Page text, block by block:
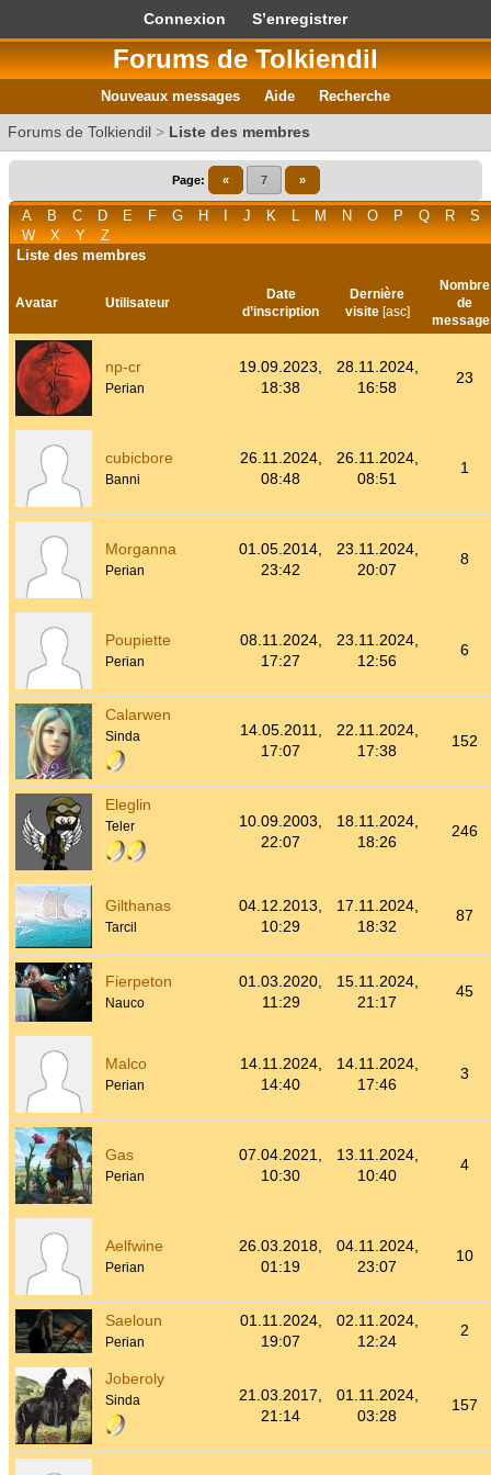
Connexion S’enregistrer
Forums de Tolkiendil
Nouveaux messages Aide Recherche
Forums de Tolkiendil > Liste des membres
Page: « 7 »
A B C D E F G H I J K L M N O P Q R
S
W
X Y
Z
Liste des membres
Avatar Utilisateur
Date
d’inscription
Dernière
visite [asc]
Nombre
de
np-cr
Perian
19.09.2023,
18:38
28.11.2024,
16:58
23
cubicbore
Banni
26.11.2024,
08:48
26.11.2024,
08:51
1
Morganna
Perian
01.05.2014,
23:42
23.11.2024,
20:07
8
Poupiette
Perian
08.11.2024,
17:27
23.11.2024,
12:56
6
Calarwen
Sinda
14.05.2011,
17:07
22.11.2024,
17:38
152
Eleglin
Teler
10.09.2003,
22:07
18.11.2024,
18:26
246
Gilthanas
Tarcil
04.12.2013,
10:29
17.11.2024,
18:32
87
Fierpeton
Nauco
01.03.2020,
11:29
15.11.2024,
21:17
45
Malco
Perian
14.11.2024,
14:40
14.11.2024,
17:46
3
Gas
Perian
07.04.2021,
10:30
13.11.2024,
10:40
4
Aelfwine
Perian
26.03.2018,
01:19
04.11.2024,
23:07
10
Saeloun
Perian
01.11.2024,
19:07
02.11.2024,
12:24
2
Joberoly
Sinda
21.03.2017,
21:14
01.11.2024,
03:28
157